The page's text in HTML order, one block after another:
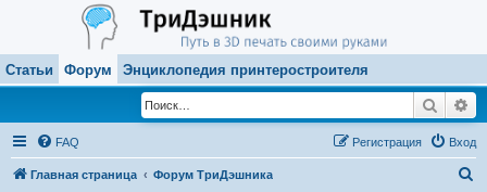
Статьи Форум Энциклопедия принтеростроителя
Поиск
FAQ Вход
Регистрация
Главная страница Форум ТриДэшника